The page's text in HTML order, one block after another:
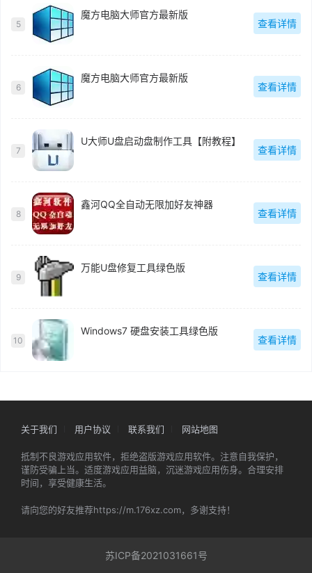
5
魔方电脑大师官方最新版
查看详情
6
魔方电脑大师官方最新版
查看详情
7
U大师U盘启动盘制作工具【附教程】
查看详情
8
鑫河QQ全自动无限加好友神器
查看详情
9
万能U盘修复工具绿色版
查看详情
10
Windows7 硬盘安装工具绿色版
查看详情
关于我们 用户协议 联系我们 网站地图
抵制不良游戏应用软件，拒绝盗版游戏应用软件。注意自我保护，
谨防受骗上当。适度游戏应用益脑，沉迷游戏应用伤身。合理安排
时间，享受健康生活。
请向您的好友推荐https://m.176xz.com，多谢支持！
苏ICP备2021031661号